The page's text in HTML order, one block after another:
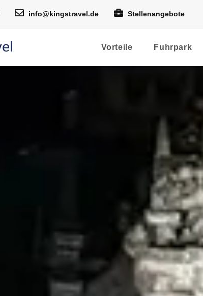
info@kingstravel.de Stellenangebote
Vorteile Fuhrpark